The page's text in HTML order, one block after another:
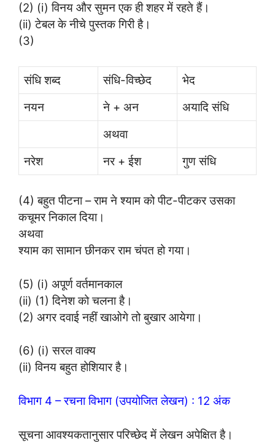
(2) (i) विनय और सुमन एक ही शहर में रहते हैं।
(ii) टेबल के नीचे पुस्तक गिरी है।
(3)
संधि शब्द संधि-विच्छेद
भेद
नयन
ने + अन
अयादि संधि
अथवा
नरेश
नर + ईश गुण संधि
(4) बहुत पीटना – राम ने श्याम को पीट-पीटकर उसका
कचूमर निकाल दिया।
अथवा
श्याम का सामान छीनकर राम चंपत हो गया।
(5) (i) अपूर्ण वर्तमानकाल
(ii) (1) दिनेश को चलना है।
(2) अगर दवाई नहीं खाओगे तो बुखार आयेगा।
(6) (i) सरल वाक्य
(ii) विनय बहुत होशियार है।
विभाग 4 – रचना विभाग (उपयोजित लेखन) : 12 अंक
सूचना आवश्यकतानुसार परिच्छेद में लेखन अपेक्षित है।